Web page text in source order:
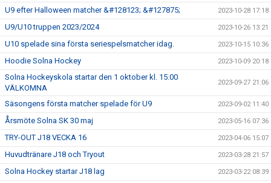
U9 efter Halloween matcher &#128123; &#127875; 2023-10-28 17:18
U9/U10 truppen 2023/2024 2023-10-26 13:21
U10 spelade sina första seriespelsmatcher idag. 2023-10-15 10:36
Hoodie Solna Hockey 2023-10-09 20:18
Solna Hockeyskola startar den 1 oktober kl. 15.00
VÄLKOMNA
2023-09-27 21:06
Säsongens första matcher spelade för U9 2023-09-02 11:40
Årsmöte Solna SK 30 maj 2023-05-16 07:36
TRY-OUT J18 VECKA 16 2023-04-06 15:07
Huvudtränare J18 och Tryout 2023-03-28 21:57
Solna Hockey startar J18 lag 2023-03-22 08:39